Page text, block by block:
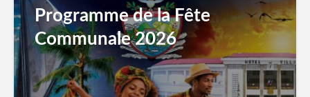
Programme de la Fête
Communale 2026